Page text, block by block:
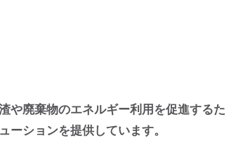
や廃棄物のエネルギー利用を促進するた
ーションを提供しています。